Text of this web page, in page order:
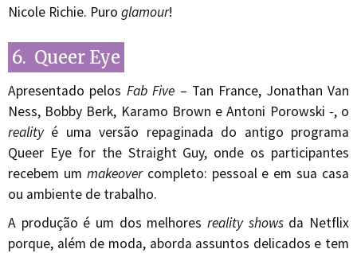
Nicole Richie. Puro glamour!
6. Queer Eye
Apresentado pelos Fab Five – Tan France, Jonathan Van
Ness, Bobby Berk, Karamo Brown e Antoni Porowski -, o
reality é uma versão repaginada do antigo programa
Queer Eye for the Straight Guy, onde os participantes
recebem um makeover completo: pessoal e em sua casa
ou ambiente de trabalho.
A produção é um dos melhores reality shows da Netflix
porque, além de moda, aborda assuntos delicados e tem